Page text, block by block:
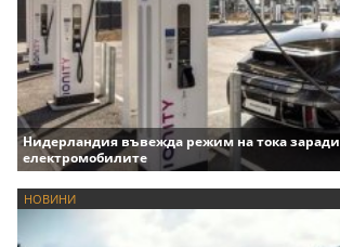
Нидерландия въвежда режим на тока заради
електромобилите
НОВИНИ